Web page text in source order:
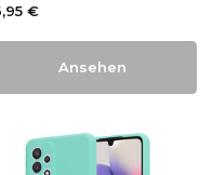
€
Ansehen